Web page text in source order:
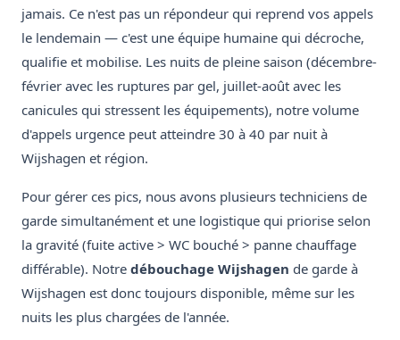
jamais. Ce n'est pas un répondeur qui reprend vos appels
le lendemain — c'est une équipe humaine qui décroche,
qualifie et mobilise. Les nuits de pleine saison (décembre-
février avec les ruptures par gel, juillet-août avec les
canicules qui stressent les équipements), notre volume
d'appels urgence peut atteindre 30 à 40 par nuit à
Wijshagen et région.
Pour gérer ces pics, nous avons plusieurs techniciens de
garde simultanément et une logistique qui priorise selon
la gravité (fuite active > WC bouché > panne chauffage
différable). Notre débouchage Wijshagen de garde à
Wijshagen est donc toujours disponible, même sur les
nuits les plus chargées de l'année.